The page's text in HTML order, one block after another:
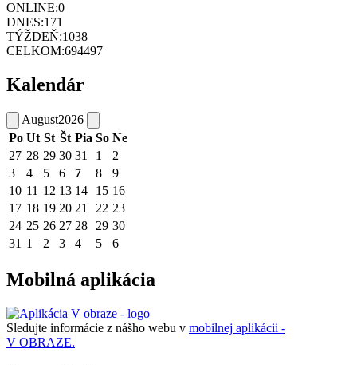
ONLINE:0
DNES:171
TÝŽDEŇ:1038
CELKOM:694497
Kalendár
August2026
Po Ut St Št Pia So Ne
27 28 29 30 31 1
2
3
4 5 6 7 8
9
10 11 12 13 14 15 16
17 18 19 20 21 22 23
24 25 26 27 28 29 30
31 1 2 3 4 5 6
Mobilná aplikácia
Sledujte informácie z nášho webu v mobilnej aplikácii -
V OBRAZE.